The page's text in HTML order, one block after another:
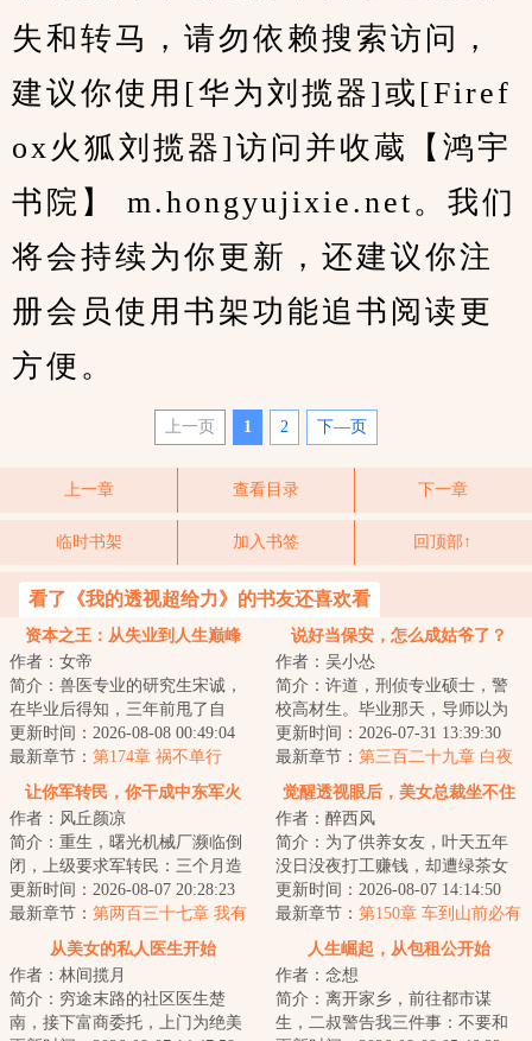
失和转马，请勿依赖搜索访问，
建议你使用[华为刘揽器]或[Firef
ox火狐刘揽器]访问并收蔵【鸿宇
书院】 m.hongyujixie.net。我们
将会持续为你更新，还建议你注
册会员使用书架功能追书阅读更
方便。
上一页 1 2 下—页
上一章 查看目录 下一章
临时书架 加入书签 回顶部↑
看了《我的透视超给力》的书友还喜欢看
资本之王：从失业到人生巅峰
作者：女帝
简介：兽医专业的研究生宋诚，
在毕业后得知，三年前甩了自
己，并嫁给富豪的前女友林澜，
遭了报应，她当初...
更新时间：2026-08-08 00:49:04
最新章节： 第174章 祸不单行
说好当保安，怎么成姑爷了？
作者：吴小怂
简介：许道，刑侦专业硕士，警
校高材生。毕业那天，导师以为
他会去省厅报到。同学以为他会
进重案组，在犯...
更新时间：2026-07-31 13:39:30
最新章节： 第三百二十九章 白夜
让你军转民，你干成中东军火
商？
作者：风丘颜凉
简介：重生，曙光机械厂濒临倒
闭，上级要求军转民：三个月造
不出产品，全厂解散！&lt;br/&gt;
最后半个月...
更新时间：2026-08-07 20:28:23
最新章节： 第两百三十七章 我有
一个大胆的想法！
觉醒透视眼后，美女总裁坐不住
作者：醉西风
简介：为了供养女友，叶天五年
没日没夜打工赚钱，却遭绿茶女
友无情背叛。因祸得福觉醒天眼
神通，不仅能透...
更新时间：2026-08-07 14:14:50
最新章节： 第150章 车到山前必有
从美女的私人医生开始
作者：林间揽月
简介：穷途末路的社区医生楚
南，接下富商委托，上门为绝美
人生崛起，从包租公开始
作者：念想
简介：离开家乡，前往都市谋
生，二叔警告我三件事：不要和